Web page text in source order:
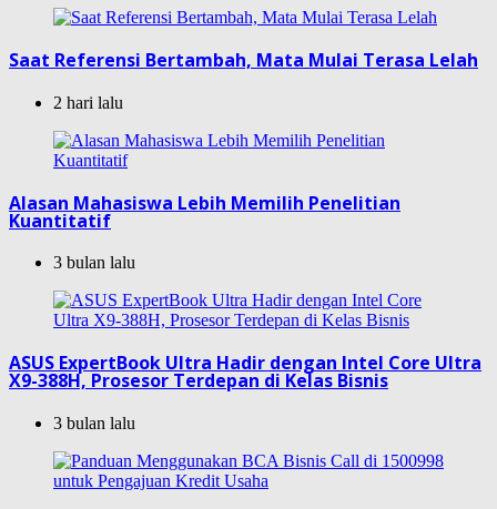
Saat Referensi Bertambah, Mata Mulai Terasa Lelah
2 hari lalu
Alasan Mahasiswa Lebih Memilih Penelitian
Kuantitatif
3 bulan lalu
ASUS ExpertBook Ultra Hadir dengan Intel Core Ultra
X9-388H, Prosesor Terdepan di Kelas Bisnis
3 bulan lalu